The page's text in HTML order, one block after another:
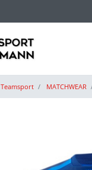
Teamsport MATCHWEAR